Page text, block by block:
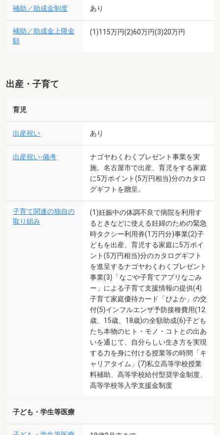
補助／助成金制度 あり
補助／助成金上限金
額
(1)115万円(2)60万円(3)20万円
出産・子育て
育児
出産祝い あり
出産祝い-備考
ナゴヤわくわくプレゼント事業を実
施。名古屋市で出産、育児をする家庭
に5万ポイント(5万円相当)分のカタロ
グギフトを贈呈。
子育て関連の独自の
取り組み
(1)妊娠中の体調不良で病院を利用す
るときなどに使える妊婦のための緊急
時タクシー利用券(1万円分)事業(2)子
どもを出産、育児する家庭に5万ポイ
ント(5万円相当)分のカタログギフト
を進呈するナゴヤわくわくプレゼント
事業(3)「なごや子育てアプリなごみ
ー」による子育て支援情報の提供(4)
子育て家庭優待カード「ぴよか」の交
付(5)インフルエンザ予防接種費用(12
歳、15歳、18歳)の全額助成(6)子ども
たち本物のヒト・モノ・コトとの出あ
いを通じて、自分らしい生き方を実現
する力を身に付ける授業等の時間「キ
ャリアタイム」(7)私立高等学校授業
料補助、高等学校給付型奨学金制度、
高等学校等入学支援金制度
子ども・学生等医療